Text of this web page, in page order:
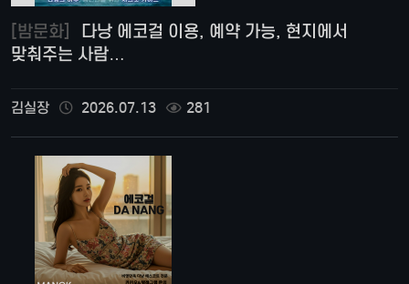
[밤문화]
맞춰주는 사람…
김실장 2026.07.13 281